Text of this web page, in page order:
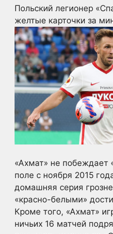
Польский легионер
желтые карточки за
«Ахмат» не побеждает
поле с ноября 2015
домашняя серия
«красно-белыми»
Кроме того, «Ахмат»
ничьих 16 матчей